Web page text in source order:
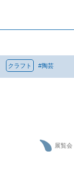
クラフト #陶芸
展覧会